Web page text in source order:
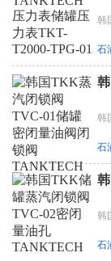
韩
石
韩
石
韩
石